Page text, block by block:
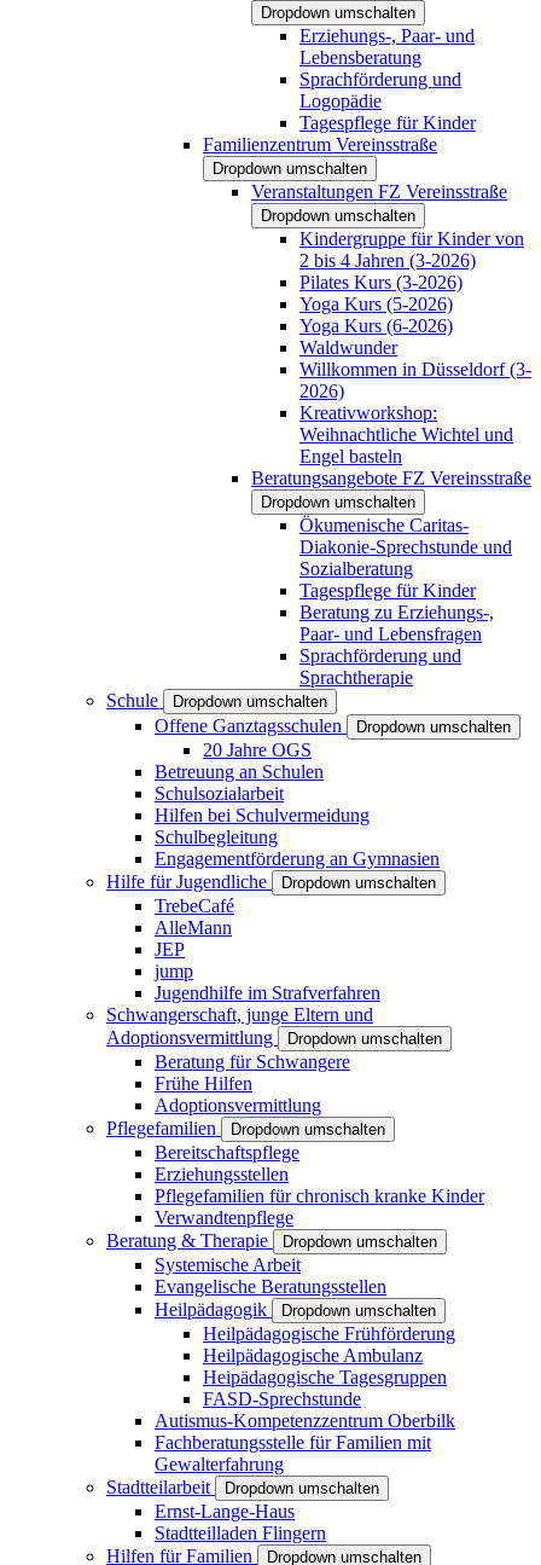
Dropdown umschalten
Erziehungs-, Paar- und
Lebensberatung
Sprachförderung und
Logopädie
Tagespflege für Kinder
Familienzentrum Vereinsstraße
Dropdown umschalten
Veranstaltungen FZ Vereinsstraße
Dropdown umschalten
Kindergruppe für Kinder von
2 bis 4 Jahren (3-2026)
Pilates Kurs (3-2026)
Yoga Kurs (5-2026)
Yoga Kurs (6-2026)
Waldwunder
Willkommen in Düsseldorf (3-
2026)
Kreativworkshop:
Weihnachtliche Wichtel und
Engel basteln
Beratungsangebote FZ Vereinsstraße
Dropdown umschalten
Ökumenische Caritas-
Diakonie-Sprechstunde und
Sozialberatung
Tagespflege für Kinder
Beratung zu Erziehungs-,
Paar- und Lebensfragen
Sprachförderung und
Sprachtherapie
Schule
Dropdown umschalten
Offene Ganztagsschulen Dropdown umschalten
20 Jahre OGS
Betreuung an Schulen
Schulsozialarbeit
Hilfen bei Schulvermeidung
Schulbegleitung
Engagementförderung an Gymnasien
Hilfe für Jugendliche
Dropdown umschalten
TrebeCafé
AlleMann
JEP
jump
Jugendhilfe im Strafverfahren
Schwangerschaft, junge Eltern und
Adoptionsvermittlung
Dropdown umschalten
Beratung für Schwangere
Frühe Hilfen
Adoptionsvermittlung
Pflegefamilien
Dropdown umschalten
Bereitschaftspflege
Erziehungsstellen
Pflegefamilien für chronisch kranke Kinder
Verwandtenpflege
Beratung & Therapie
Dropdown umschalten
Systemische Arbeit
Evangelische Beratungsstellen
Heilpädagogik
Dropdown umschalten
Heilpädagogische Frühförderung
Heilpädagogische Ambulanz
Heipädagogische Tagesgruppen
FASD-Sprechstunde
Autismus-Kompetenzzentrum Oberbilk
Fachberatungsstelle für Familien mit
Gewalterfahrung
Stadtteilarbeit
Dropdown umschalten
Ernst-Lange-Haus
Stadtteilladen Flingern
Hilfen für Familien
Dropdown umschalten